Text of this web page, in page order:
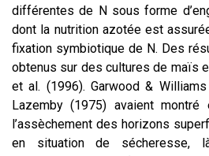
différentes de N sous forme
dont la nutrition azotée est
fixation symbiotique de N. Des
obtenus sur des cultures de maïs
et al. (1996). Garwood &
Lazemby (1975) avaient montré
l’assèchement des horizons
en situation de sécheresse,